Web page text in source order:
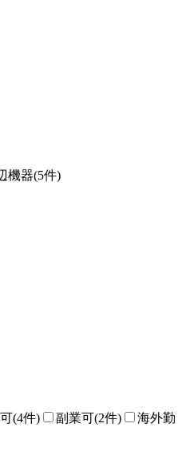
機器(5件)
(4件) 副業可(2件)
海外勤